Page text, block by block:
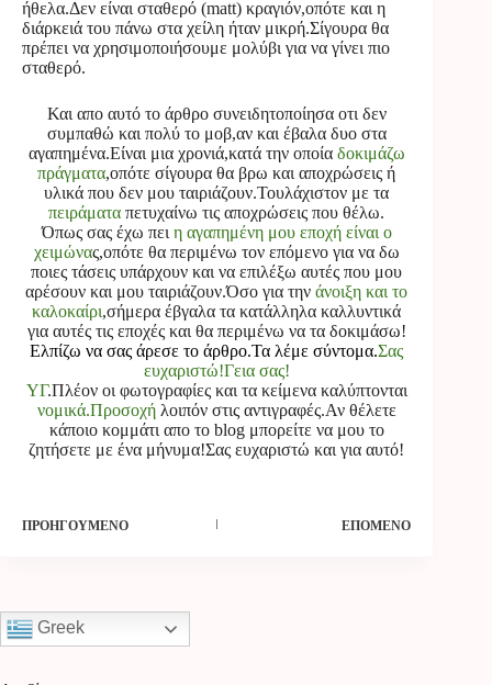
ήθελα.Δεν είναι σταθερό (matt) κραγιόν,οπότε και η
διάρκειά του πάνω στα χείλη ήταν μικρή.Σίγουρα θα
πρέπει να χρησιμοποιήσουμε μολύβι για να γίνει πιο
σταθερό.
Και απο αυτό το άρθρο συνειδητοποίησα οτι δεν
συμπαθώ και πολύ το μοβ,αν και έβαλα δυο στα
αγαπημένα.Είναι μια χρονιά,κατά την οποία δοκιμάζω
πράγματα,οπότε σίγουρα θα βρω και αποχρώσεις ή
υλικά που δεν μου ταιριάζουν.Τουλάχιστον με τα
πειράματαπετυχαίνω τις αποχρώσεις που θέλω.
Όπως σας έχω πει η αγαπημένη μου εποχή είναι ο
χειμώνας,οπότε θα περιμένω τον επόμενο για να δω
ποιες τάσεις υπάρχουν και να επιλέξω αυτές που μου
αρέσουν και μου ταιριάζουν.Όσο για τηνάνοιξη και το
καλοκαίρι,σήμερα έβγαλα τα κατάλληλα καλλυντικά
για αυτές τις εποχές και θα περιμένω να τα δοκιμάσω!
Ελπίζω να σας άρεσε το άρθρο.Τα λέμε σύντομα.Σας
ευχαριστώ!Γεια σας!
ΥΓ.Πλέον οι φωτογραφίες και τα κείμενα καλύπτονται
νομικά.Προσοχήλοιπόν στις αντιγραφές.Αν θέλετε
κάποιο κομμάτι απο το blog μπορείτε να μου το
ζητήσετε με ένα μήνυμα!Σας ευχαριστώ και για αυτό!
ΠΡΟΗΓΟΎΜΕΝΟ ΕΠΌΜΕΝΟ
Greek